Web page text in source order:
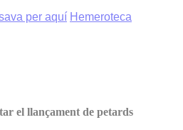
per aquí Hemeroteca
el llançament de petards